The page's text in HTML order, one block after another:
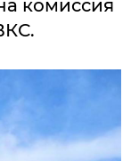
комиссия